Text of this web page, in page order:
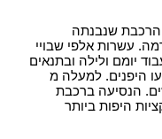
הרכבת שנבנתה
עשרות אלפי שבויי
יומם ולילה ובתנאים
היפנים. למעלה מ
הנסיעה ברכבת
היפות ביותר